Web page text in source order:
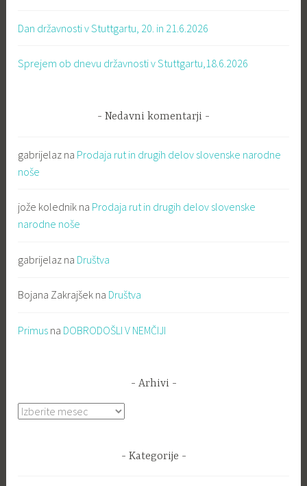
Dan državnosti v Stuttgartu, 20. in 21.6.2026
Sprejem ob dnevu državnosti v Stuttgartu,18.6.2026
Nedavni komentarji
gabrijelaz na Prodaja rut in drugih delov slovenske narodne
noše
jože kolednik na Prodaja rut in drugih delov slovenske
narodne noše
gabrijelaz na Društva
Bojana Zakrajšek na Društva
Primus na DOBRODOŠLI V NEMČIJI
Arhivi
Arhivi
Kategorije